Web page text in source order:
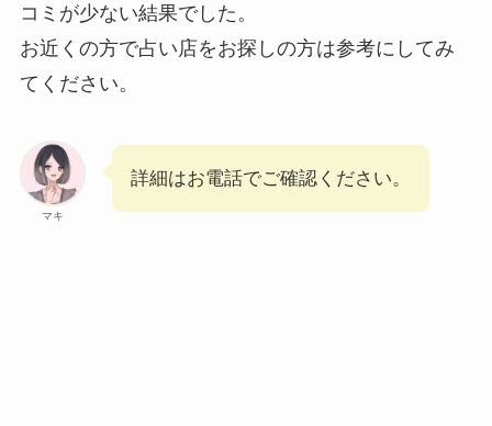
コミが少ない結果でした。
お近くの方で占い店をお探しの方は参考にしてみ
てください。
マキ
詳細はお電話でご確認ください。